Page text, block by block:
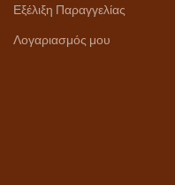
Εξέλιξη Παραγγελίας
Λογαριασμός μου